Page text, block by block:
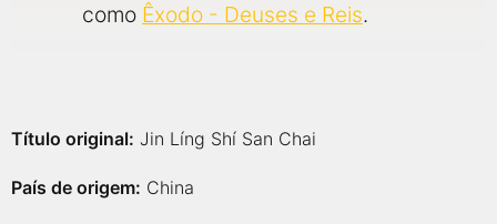
como Êxodo - Deuses e Reis.
Título original: Jin Líng Shí San Chai
País de origem: China